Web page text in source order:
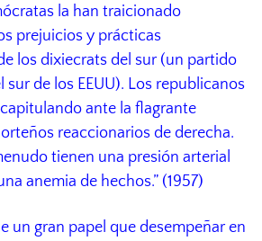
la han traicionado
prejuicios y prácticas
los dixiecrats del sur (un partido
sur de los EEUU). Los republicanos
ante la flagrante
reaccionarios de derecha.
tienen una presión arterial
anemia de hechos.” (1957)
un gran papel que desempeñar en